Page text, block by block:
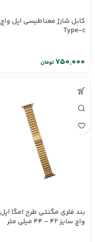
کابل شارژ مغناطیسی اپل واچ
Type-c
تومان
بند فلزی مگنتی طرح امگا اپل
واچ سایز 42 – 44 میلی متر